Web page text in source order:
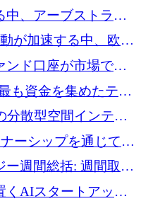
を調達
中、アーブストラ社
機械を発売
が加速する中、欧州
を確保
ンド口座が市場で高
社の設立25周
皆様に配当金が支給
も資金を集めたテク
分散型空間インテリ
築するために 900
ーシップを通じて通
するための投資部
ー週間総括: 週間取引
2026 年上半期の主要
くAIスタートアップ